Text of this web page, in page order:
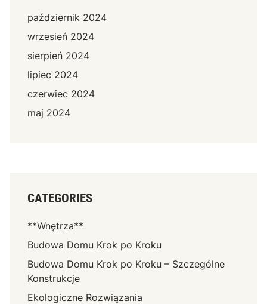
październik 2024
wrzesień 2024
sierpień 2024
lipiec 2024
czerwiec 2024
maj 2024
CATEGORIES
**Wnętrza**
Budowa Domu Krok po Kroku
Budowa Domu Krok po Kroku – Szczególne
Konstrukcje
Ekologiczne Rozwiązania